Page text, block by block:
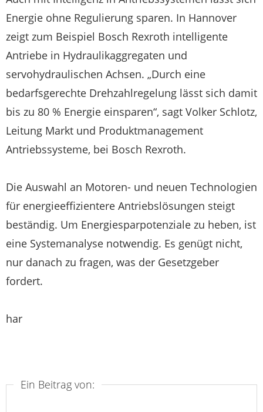
Energie ohne Regulierung sparen. In Hannover
zeigt zum Beispiel Bosch Rexroth intelligente
Antriebe in Hydraulikaggregaten und
servohydraulischen Achsen. „Durch eine
bedarfsgerechte Drehzahlregelung lässt sich damit
bis zu 80 % Energie einsparen“, sagt Volker Schlotz,
Leitung Markt und Produktmanagement
Antriebssysteme, bei Bosch Rexroth.
Die Auswahl an Motoren- und neuen Technologien
für energieeffizientere Antriebslösungen steigt
beständig. Um Energiesparpotenziale zu heben, ist
eine Systemanalyse notwendig. Es genügt nicht,
nur danach zu fragen, was der Gesetzgeber
fordert.
har
Ein Beitrag von: